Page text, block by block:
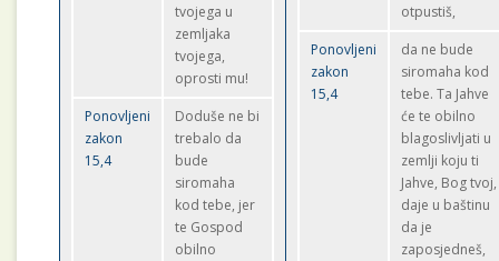
tvojega u
zemljaka
tvojega,
oprosti mu!
Ponovljeni
zakon
15,4
Doduše ne bi
trebalo da
bude
siromaha
kod tebe, jer
te Gospod
obilno
otpustiš,
Ponovljeni
zakon
15,4
da ne bude
siromaha kod
tebe. Ta Jahve
će te obilno
blagoslivljati u
zemlji koju ti
Jahve, Bog tvoj,
daje u baštinu
da je
zaposjedneš,